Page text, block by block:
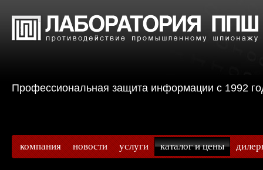
Профессиональная защита информации с
компания новости услуги каталог и цены